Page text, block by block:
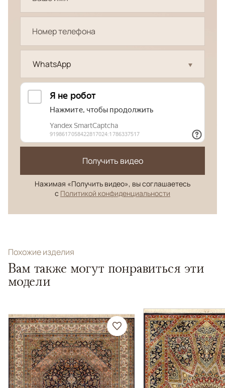
WhatsApp
Получить видео
Нажимая «Получить видео», вы соглашаетесь
с Политикой конфиденциальности
Похожие изделия
Вам также могут понравиться эти
модели